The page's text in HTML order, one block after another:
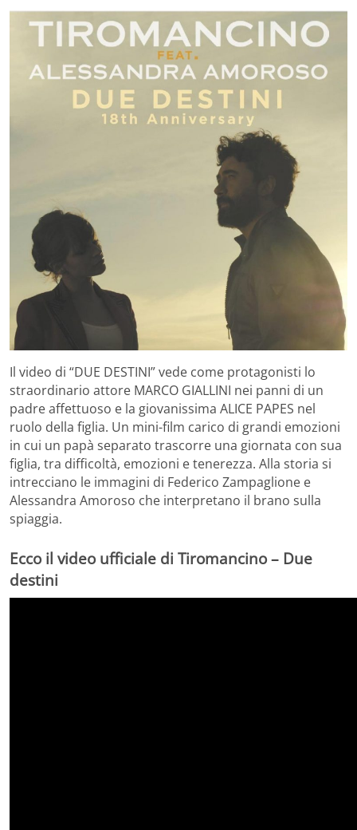
Il video di “DUE DESTINI” vede come protagonisti lo
straordinario attore MARCO GIALLINI nei panni di un
padre affettuoso e la giovanissima ALICE PAPES nel
ruolo della figlia. Un mini-film carico di grandi emozioni
in cui un papà separato trascorre una giornata con sua
figlia, tra difficoltà, emozioni e tenerezza. Alla storia si
intrecciano le immagini di Federico Zampaglione e
Alessandra Amoroso che interpretano il brano sulla
spiaggia.
Ecco il video ufficiale di Tiromancino – Due
destini